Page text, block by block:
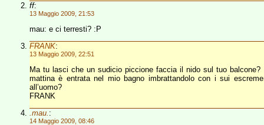
ff:
13 Maggio 2009, 21:53
mau: e ci terresti? :P
FRANK:
13 Maggio 2009, 22:51
Ma tu lasci che un sudicio piccione faccia il nido sul tuo
mattina è entrata nel mio bagno imbrattandolo con i sui
all’uomo?
FRANK
.mau. :
14 Maggio 2009, 08:46